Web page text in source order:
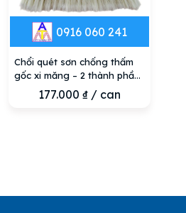
0916 060 241
Chổi quét sơn chống thấm
gốc xi măng – 2 thành phần
chính hãng Neotex
177.000 ₫ / can